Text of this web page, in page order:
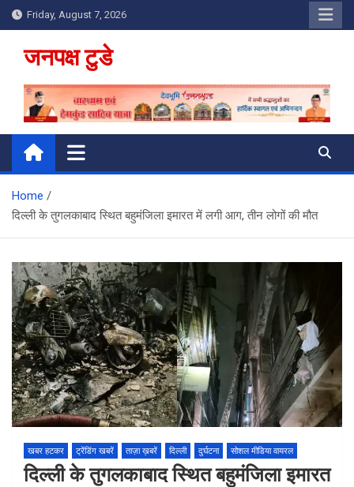
Skip
to
content
Friday, August 7, 2026
जनपक्ष टुडे
Home
दिल्ली के तुगलकाबाद स्थित बहुमंजिला इमारत में लगी आग, तीन लोगों की मौत
खबर हटकर ट्रेंडिंग खबरें ताज़ा ख़बरें दिल्ली दुर्घटना सोशल मीडिया वायरल
दिल्ली के तुगलकाबाद स्थित बहुमंजिला इमारत